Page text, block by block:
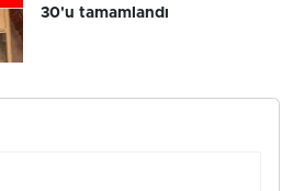
30'u tamamlandı